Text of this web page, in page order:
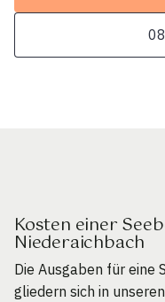
Kosten einer
Niederaichbach
Die Ausgaben für eine
gliedern sich in